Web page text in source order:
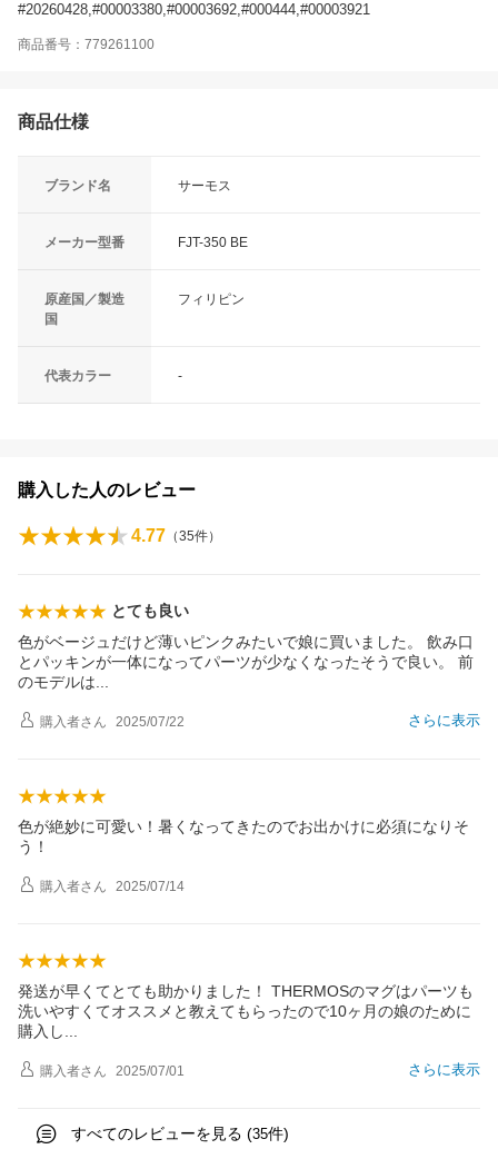
#20260428,#00003380,#00003692,#000444,#00003921
商品番号：779261100
商品仕様
ブランド名 サーモス
メーカー型番 FJT-350 BE
原産国／製造
国
フィリピン
代表カラー -
購入した人のレビュー
4.77 （35件）
とても良い
色がベージュだけど薄いピンクみたいで娘に買いました。 飲み口
とパッキンが一体になってパーツが少なくなったそうで良い。 前
のモデルは
さらに表示
購入者さん 2025/07/22
色が絶妙に可愛い！暑くなってきたのでお出かけに必須になりそ
う！
購入者さん 2025/07/14
発送が早くてとても助かりました！ THERMOSのマグはパーツも
洗いやすくてオススメと教えてもらったので10ヶ月の娘のために
購入 し
さらに表示
購入者さん 2025/07/01
すべてのレビューを見る (35件)